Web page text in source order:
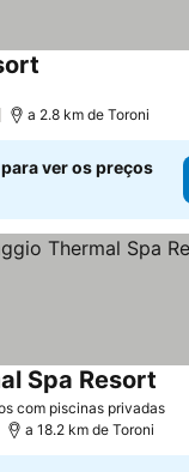
a 2.8 km de Toroni
ver os preços
com piscinas privadas
Spa Resort
a 18.2 km de Toroni